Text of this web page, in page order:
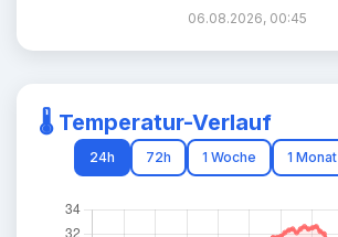
06.08.2026, 00:45
🌡️ Temperatur-Verlauf
24h 72h 1 Woche 1 Monat